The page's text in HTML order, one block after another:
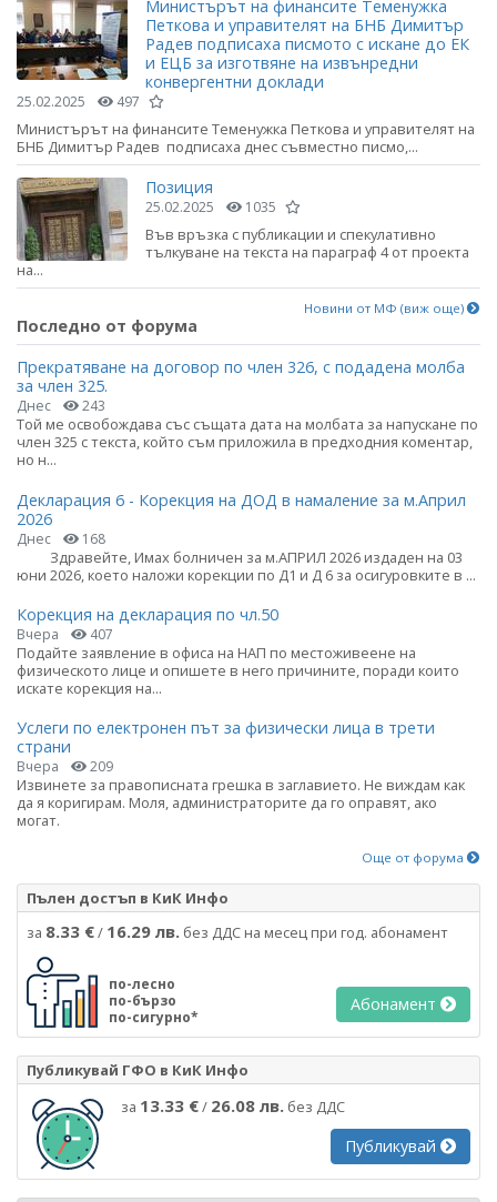
Министърът на финансите Теменужка
Петкова и управителят на БНБ Димитър
Радев подписаха писмото с искане до ЕК
и ЕЦБ за изготвяне на извънредни
конвергентни доклади
25.02.2025 497
Министърът на финансите Теменужка Петкова и управителят на
БНБ Димитър Радев подписаха днес съвместно писмо,...
Позиция
25.02.2025 1035
Във връзка с публикации и спекулативно
тълкуване на текста на параграф 4 от проекта
на...
Новини от МФ (виж още)
Последно от форума
Прекратяване на договор по член 326, с подадена молба
за член 325.
Днес 243
Той ме освобождава със същата дата на молбата за напускане по
член 325 с текста, който съм приложила в предходния коментар,
но н...
Декларация 6 - Корекция на ДОД в намаление за м.Април
2026
Днес 168
Здравейте, Имах болничен за м.АПРИЛ 2026 издаден на 03
юни 2026, което наложи корекции по Д1 и Д 6 за осигуровките в ...
Корекция на декларация по чл.50
Вчера 407
Подайте заявление в офиса на НАП по местоживеене на
физическото лице и опишете в него причините, поради които
искате корекция на...
Услеги по електронен път за физически лица в трети
страни
Вчера 209
Извинете за правописната грешка в заглавието. Не виждам как
да я коригирам. Моля, администраторите да го оправят, ако
могат.
Още от форума
Пълен достъп в КиК Инфо
за 8.33 €/ 16.29 лв. без ДДС на месец при год. абонамент
по-лесно
по-бързо
по-сигурно*
Абонамент
Публикувай ГФО в КиК Инфо
за 13.33 €/ 26.08 лв. без ДДС
Публикувай